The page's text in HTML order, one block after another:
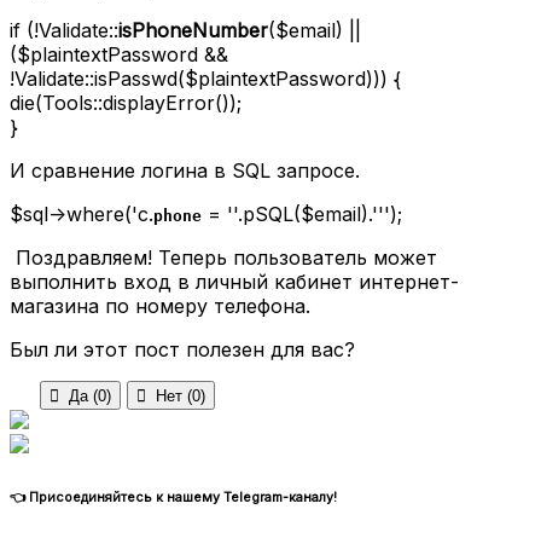
if (!Validate::isPhoneNumber($email) ||
($plaintextPassword &&
!Validate::isPasswd($plaintextPassword))) {
die(Tools::displayError());
}
И сравнение логина в SQL запросе.
$sql->where('c.phone = ''.pSQL($email).''');
Поздравляем! Теперь пользователь может
выполнить вход в личный кабинет интернет-
магазина по номеру телефона.
Был ли этот пост полезен для вас?
 Да (0)  Нет (0)
👈 Присоединяйтесь к нашему Telegram-каналу!